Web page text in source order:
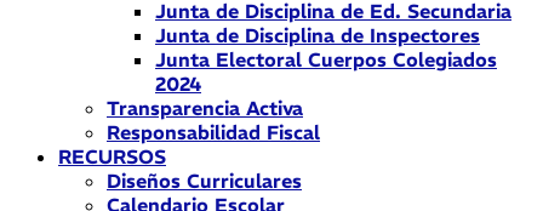
Junta de Disciplina de Ed. Secundaria
Junta de Disciplina de Inspectores
Junta Electoral Cuerpos Colegiados
2024
Transparencia Activa
Responsabilidad Fiscal
RECURSOS
Diseños Curriculares
Calendario Escolar